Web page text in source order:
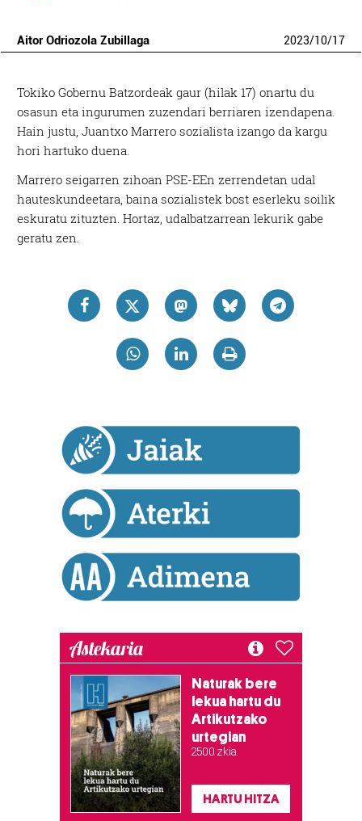
Aitor Odriozola Zubillaga 2023/10/17
Tokiko Gobernu Batzordeak gaur (hilak 17) onartu du
osasun eta ingurumen zuzendari berriaren izendapena.
Hain justu, Juantxo Marrero sozialista izango da kargu
hori hartuko duena.
Marrero seigarren zihoan PSE-EEn zerrendetan udal
hauteskundeetara, baina sozialistek bost eserleku soilik
eskuratu zituzten. Hortaz, udalbatzarrean lekurik gabe
geratu zen.
Astekaria
Naturak bere
lekua hartu du
Artikutzako
urtegian
2.500 zkia.
HARTU HITZA